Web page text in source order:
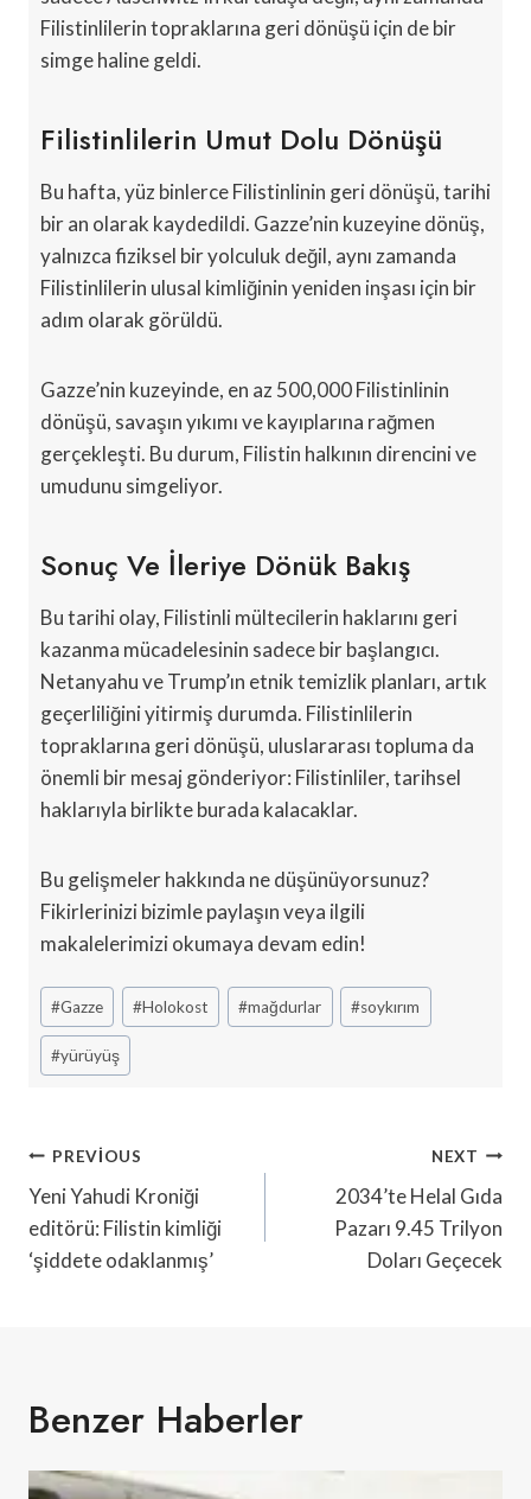
Filistinlilerin topraklarına geri dönüşü için de bir
simge haline geldi.
Filistinlilerin Umut Dolu Dönüşü
Bu hafta, yüz binlerce Filistinlinin geri dönüşü, tarihi
bir an olarak kaydedildi. Gazze’nin kuzeyine dönüş,
yalnızca fiziksel bir yolculuk değil, aynı zamanda
Filistinlilerin ulusal kimliğinin yeniden inşası için bir
adım olarak görüldü.
Gazze’nin kuzeyinde, en az 500,000 Filistinlinin
dönüşü, savaşın yıkımı ve kayıplarına rağmen
gerçekleşti. Bu durum, Filistin halkının direncini ve
umudunu simgeliyor.
Sonuç Ve İleriye Dönük Bakış
Bu tarihi olay, Filistinli mültecilerin haklarını geri
kazanma mücadelesinin sadece bir başlangıcı.
Netanyahu ve Trump’ın etnik temizlik planları, artık
geçerliliğini yitirmiş durumda. Filistinlilerin
topraklarına geri dönüşü, uluslararası topluma da
önemli bir mesaj gönderiyor: Filistinliler, tarihsel
haklarıyla birlikte burada kalacaklar.
Bu gelişmeler hakkında ne düşünüyorsunuz?
Fikirlerinizi bizimle paylaşın veya ilgili
makalelerimizi okumaya devam edin!
Post
Tags:
#Gazze #Holokost #mağdurlar #soykırım
#yürüyüş
Yazı
Gezinmesi
PREVIOUS
Yeni Yahudi Kroniği
editörü: Filistin kimliği
‘şiddete odaklanmış’
NEXT
2034’te Helal Gıda
Pazarı 9.45 Trilyon
Doları Geçecek
Benzer Haberler